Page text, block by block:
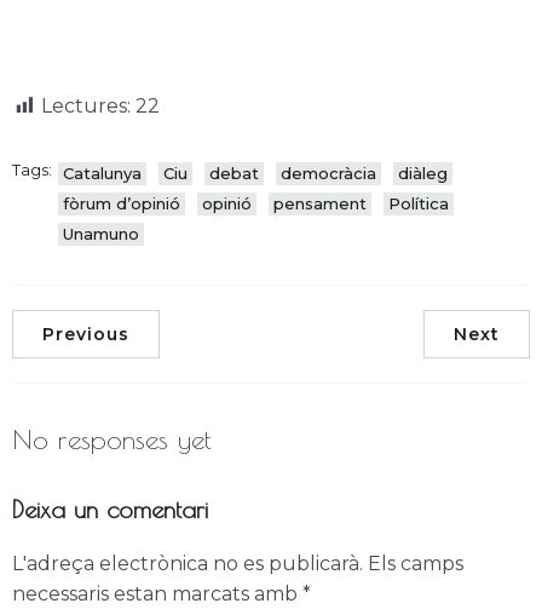
Lectures: 22
Tags: Catalunya Ciu debat democràcia
diàleg
fòrum d’opinió
opinió pensament
Política
Unamuno
Previous Next
No responses yet
Deixa un comentari
L'adreça electrònica no es publicarà. Els camps
necessaris estan marcats amb *